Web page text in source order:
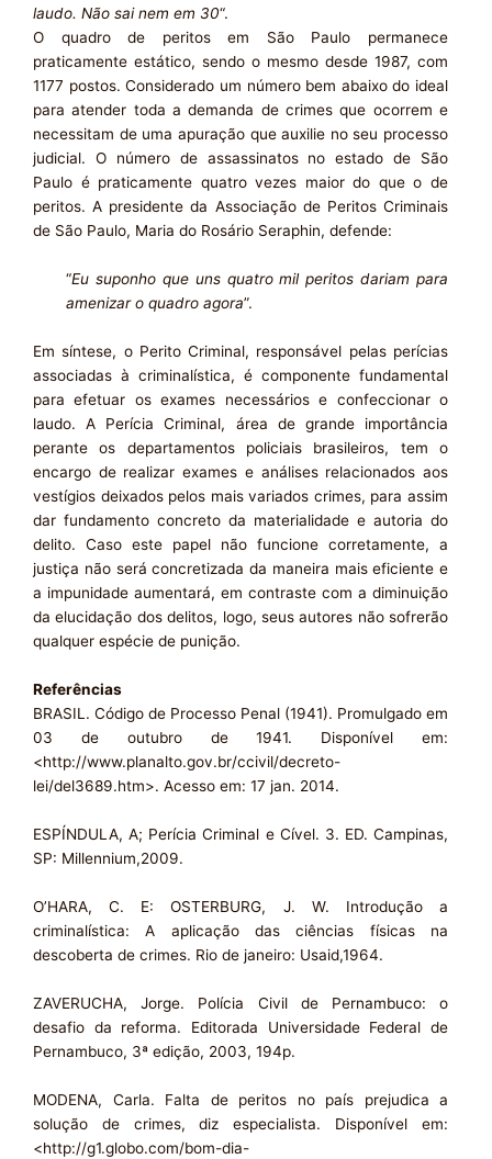
laudo. Não sai nem em 30“.
O quadro de peritos em São Paulo permanece
praticamente estático, sendo o mesmo desde 1987, com
1177 postos. Considerado um número bem abaixo do ideal
para atender toda a demanda de crimes que ocorrem e
necessitam de uma apuração que auxilie no seu processo
judicial. O número de assassinatos no estado de São
Paulo é praticamente quatro vezes maior do que o de
peritos. A presidente da Associação de Peritos Criminais
de São Paulo, Maria do Rosário Seraphin, defende:
“Eu suponho que uns quatro mil peritos dariam para
amenizar o quadro agora”.
Em síntese, o Perito Criminal, responsável pelas perícias
associadas à criminalística, é componente fundamental
para efetuar os exames necessários e confeccionar o
laudo. A Perícia Criminal, área de grande importância
perante os departamentos policiais brasileiros, tem o
encargo de realizar exames e análises relacionados aos
vestígios deixados pelos mais variados crimes, para assim
dar fundamento concreto da materialidade e autoria do
delito. Caso este papel não funcione corretamente, a
justiça não será concretizada da maneira mais eficiente e
a impunidade aumentará, em contraste com a diminuição
da elucidação dos delitos, logo, seus autores não sofrerão
qualquer espécie de punição.
Referências
BRASIL. Código de Processo Penal (1941). Promulgado em
03 de outubro de 1941. Disponível em:
<http://www.planalto.gov.br/ccivil/decreto-
lei/del3689.htm>. Acesso em: 17 jan. 2014.
ESPÍNDULA, A; Perícia Criminal e Cível. 3. ED. Campinas,
SP: Millennium,2009.
O’HARA, C. E: OSTERBURG, J. W. Introdução a
criminalística: A aplicação das ciências físicas na
descoberta de crimes. Rio de janeiro: Usaid,1964.
ZAVERUCHA, Jorge. Polícia Civil de Pernambuco: o
desafio da reforma. Editorada Universidade Federal de
Pernambuco, 3ª edição, 2003, 194p.
MODENA, Carla. Falta de peritos no país prejudica a
solução de crimes, diz especialista. Disponível em:
<http://g1.globo.com/bom-dia-